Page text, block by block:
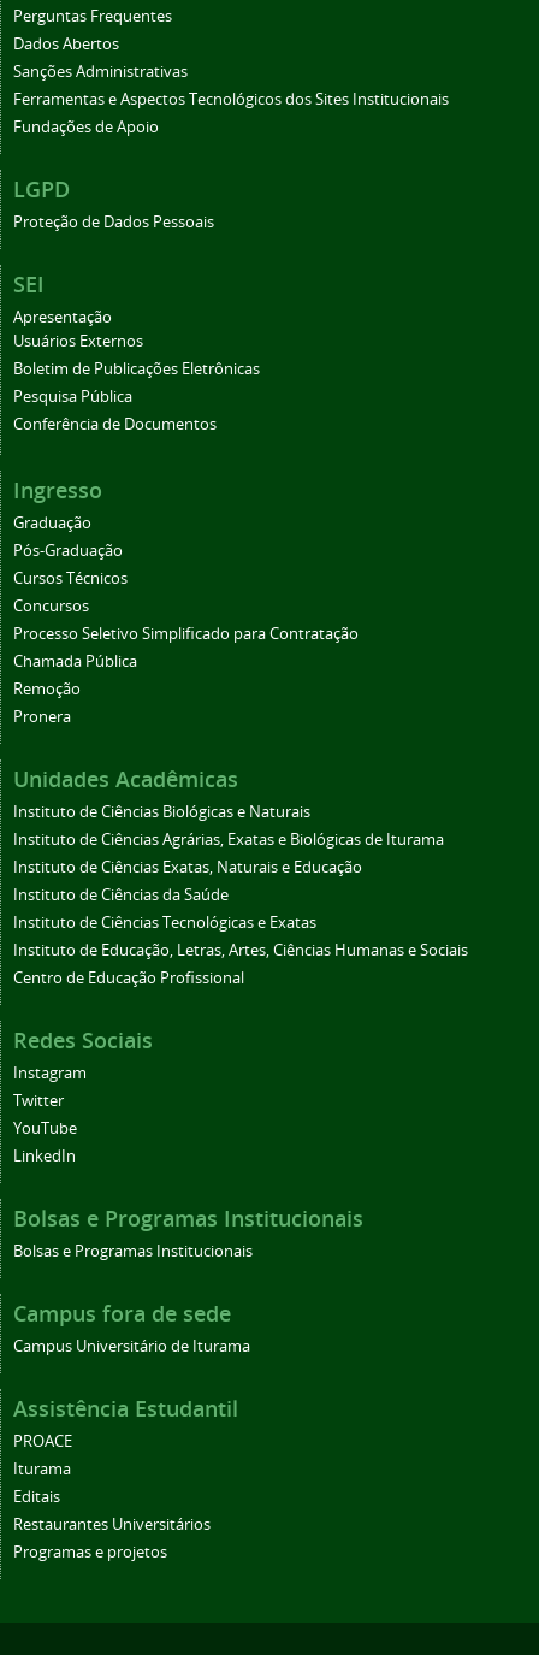
Perguntas Frequentes
Dados Abertos
Sanções Administrativas
Ferramentas e Aspectos Tecnológicos dos Sites Institucionais
Fundações de Apoio
LGPD
Proteção de Dados Pessoais
SEI
Apresentação
Usuários Externos
Boletim de Publicações Eletrônicas
Pesquisa Pública
Conferência de Documentos
Ingresso
Graduação
Pós-Graduação
Cursos Técnicos
Concursos
Processo Seletivo Simplificado para Contratação
Chamada Pública
Remoção
Pronera
Unidades Acadêmicas
Instituto de Ciências Biológicas e Naturais
Instituto de Ciências Agrárias, Exatas e Biológicas de Iturama
Instituto de Ciências Exatas, Naturais e Educação
Instituto de Ciências da Saúde
Instituto de Ciências Tecnológicas e Exatas
Instituto de Educação, Letras, Artes, Ciências Humanas e Sociais
Centro de Educação Profissional
Redes Sociais
Instagram
Twitter
YouTube
LinkedIn
Bolsas e Programas Institucionais
Bolsas e Programas Institucionais
Campus fora de sede
Campus Universitário de Iturama
Assistência Estudantil
PROACE
Iturama
Editais
Restaurantes Universitários
Programas e projetos